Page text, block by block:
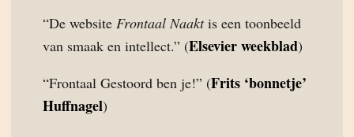
“De website Frontaal Naaktis een toonbeeld
van smaak en intellect.” (Elsevier weekblad)
“Frontaal Gestoord ben je!” (Frits ‘bonnetje’
Huffnagel)